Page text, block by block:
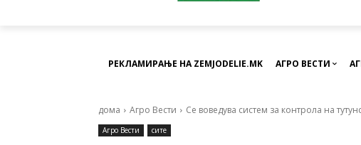
РЕКЛАМИРАЊЕ НА ZEMJODELIE.MK АГРО ВЕСТИ
дома Агро Вести Се воведува систем за контрола на
Агро Вести сите